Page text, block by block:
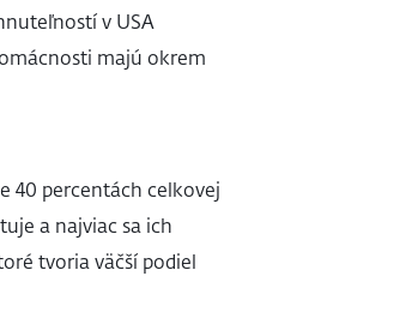
v USA
majú okrem
40 percentách celkovej
a najviac sa ich
tvoria väčší podiel